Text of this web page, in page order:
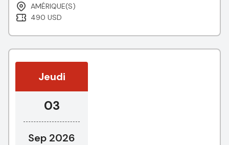
AMÉRIQUE(S)
490 USD
Jeudi
03
Sep 2026